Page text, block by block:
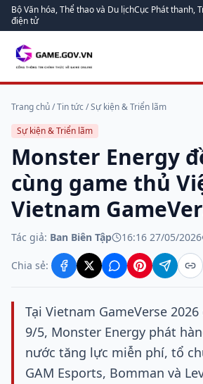
Bộ Văn hóa, Thể thao và Du lịchCục Phát thanh,
điện tử
Trang chủ/Tin tức/Sự kiện & Triển lãm
Sự kiện & Triển lãm
Monster Energy
cùng game thủ
Vietnam
Tác giả: Ban Biên Tập 16:16 27/05/2026
Chia sẻ:
Tại Vietnam GameVerse
9/5, Monster Energy phát
nước tăng lực miễn phí, tổ
GAM Esports, Bomman và